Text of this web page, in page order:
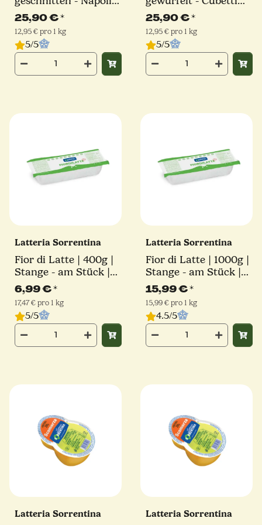
Schnitt | Latteria
Sorrentina
25,90 €*
12,95 € pro 1 kg
5/5
Schnitt | Latteria
Sorrentina
25,90 €*
12,95 € pro 1 kg
5/5
Latteria Sorrentina
Fior di Latte | 400g |
Stange - am Stück |
Latteria Sorrentina
6,99 €*
17,47 € pro 1 kg
5/5
Latteria Sorrentina
Fior di Latte | 1000g |
Stange - am Stück |
Latteria Sorrentina
15,99 €*
15,99 € pro 1 kg
4.5/5
Latteria Sorrentina Latteria Sorrentina